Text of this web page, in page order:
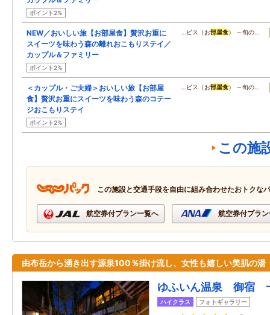
ポイント2%
NEW／おいしい旅【お部屋食】贅沢お重に
スイーツを味わう森の離れおこもりステイ／
カップル＆ファミリー
ポイント2%
…ビス（お部屋食） ～旬の…
＜カップル・ご夫婦＞おいしい旅【お部屋
食】贅沢お重にスイーツを味わう森のコテー
ジおこもりステイ
ポイント2%
…ビス（お部屋食） ～旬の…
この施
この施設と交通手段を自由に組み合わせたおトクな
航空券付プラン一覧へ 航空券付プラ
由布岳から湧き出す源泉100％掛け流し、女性も嬉しい美肌の湯
ゆふいん温泉 御宿
ハイクラス フォトギャラリー